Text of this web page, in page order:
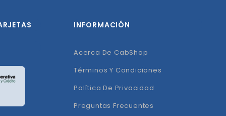
INFORMACIÓN
Acerca De CabShop
Términos Y Condiciones
Política De Privacidad
Preguntas Frecuentes